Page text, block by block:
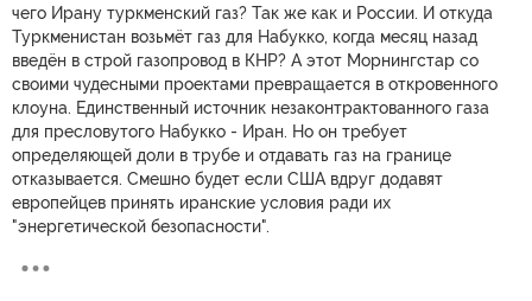
чего Ирану туркменский газ? Так же как и России. И откуда
Туркменистан возьмёт газ для Набукко, когда месяц назад
введён в строй газопровод в КНР? А этот Морнингстар со
своими чудесными проектами превращается в откровенного
клоуна. Единственный источник незаконтрактованного газа
для пресловутого Набукко - Иран. Но он требует
определяющей доли в трубе и отдавать газ на границе
отказывается. Смешно будет если США вдруг додавят
европейцев принять иранские условия ради их
"энергетической безопасности".